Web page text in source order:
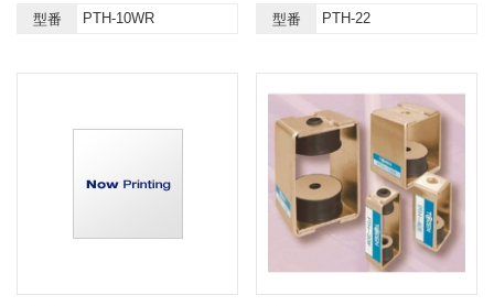
型番 PTH-10WR 型番 PTH-22